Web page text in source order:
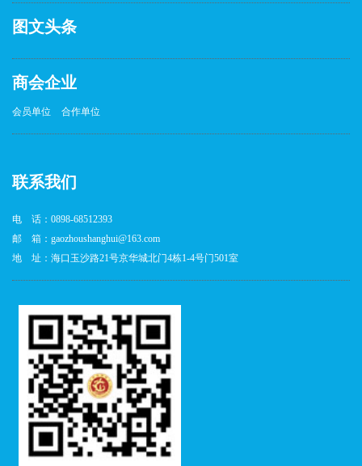
图文头条
商会企业
会员单位 合作单位
联系我们
电 话：0898-68512393
邮 箱：gaozhoushanghui@163.com
地 址：海口玉沙路21号京华城北门4栋1-4号门501室